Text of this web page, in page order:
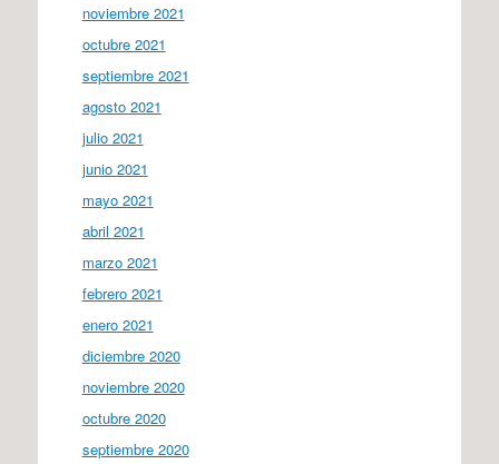
noviembre 2021
octubre 2021
septiembre 2021
agosto 2021
julio 2021
junio 2021
mayo 2021
abril 2021
marzo 2021
febrero 2021
enero 2021
diciembre 2020
noviembre 2020
octubre 2020
septiembre 2020